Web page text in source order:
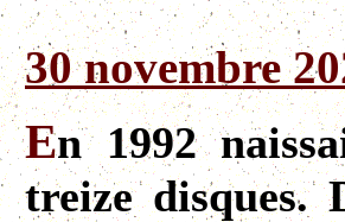
30 novembre
En 1992
treize disques.